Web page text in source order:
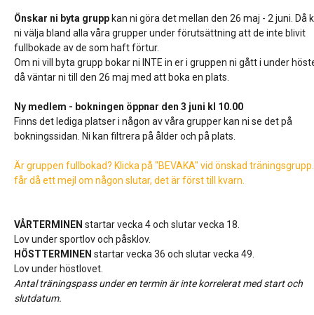
Önskar ni byta grupp kan ni göra det mellan den 26 maj - 2 juni. Då
ni välja bland alla våra grupper under förutsättning att de inte blivit
fullbokade av de som haft förtur.
Om ni vill byta grupp bokar ni INTE in er i gruppen ni gått i under
då väntar ni till den 26 maj med att boka en plats.
Ny medlem - bokningen öppnar den 3 juni kl 10.00
Finns det lediga platser i någon av våra grupper kan ni se det på
bokningssidan. Ni kan filtrera på ålder och på plats.
Är gruppen fullbokad? Klicka på "BEVAKA" vid önskad
får då ett mejl om någon slutar, det är först till kvarn.
VÅRTERMINENstartar vecka 4 och slutar vecka 18.
Lov under sportlov och påsklov.
HÖSTTERMINENstartar vecka 36 och slutar vecka 49.
Lov under höstlovet.
Antal träningspass under en termin är inte korrelerat med start och
slutdatum.